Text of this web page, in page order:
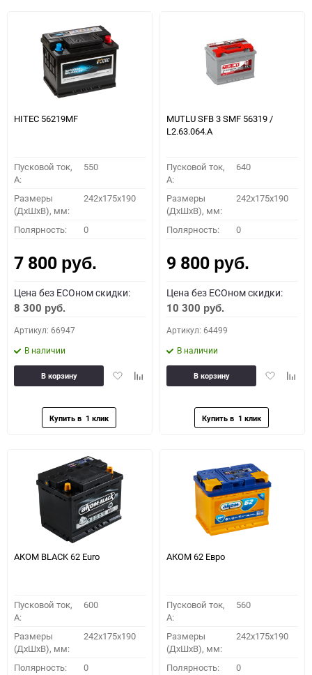
HITEC 56219MF
Пусковой ток,
A:
550
Размеры
(ДхШхВ), мм:
242x175x190
Полярность: 0
7 800 руб.
Цена без ECOном скидки:
8 300 руб.
Артикул: 66947
В наличии
ДобавитьДобавить
В корзину
MUTLU SFB 3 SMF 56319 /
L2.63.064.А
Пусковой ток,
A:
640
Размеры
(ДхШхВ), мм:
242x175x190
Полярность: 0
9 800 руб.
Цена без ECOном скидки:
10 300 руб.
Артикул: 64499
В наличии
Добавить
В корзину
АКОМ BLACK 62 Euro
Пусковой ток,
A:
600
Размеры
(ДхШхВ), мм:
242x175x190
Полярность: 0
АКОМ 62 Евро
Пусковой ток,
A:
560
Размеры
(ДхШхВ), мм:
242x175x190
Полярность: 0